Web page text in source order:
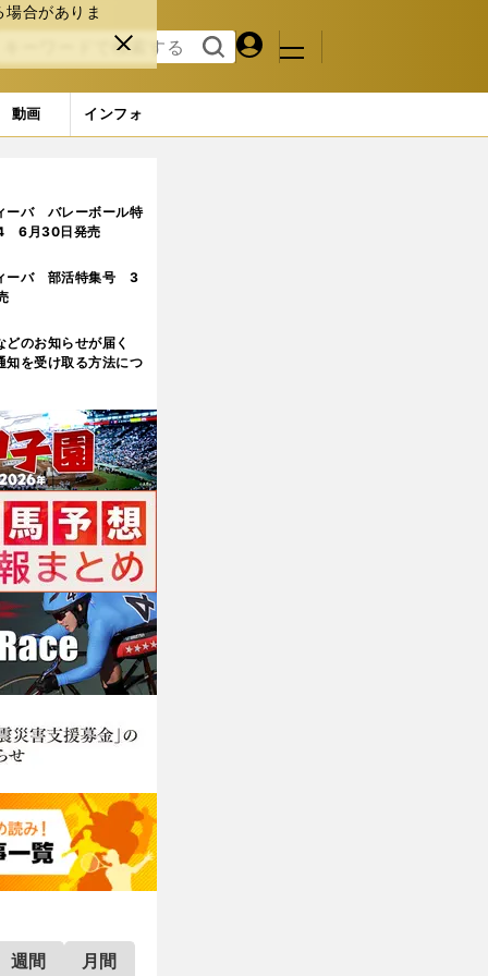
合がありま
閉じ
る
検索
る
マイペ
ジ
メニュ
動画 インフォ
ーバ バレーボール特
6月30日発売
ーバ 部活特集号 3
どのお知らせが届く
知を受け取る方法につ
週間 月間